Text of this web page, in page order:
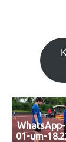
01-um-